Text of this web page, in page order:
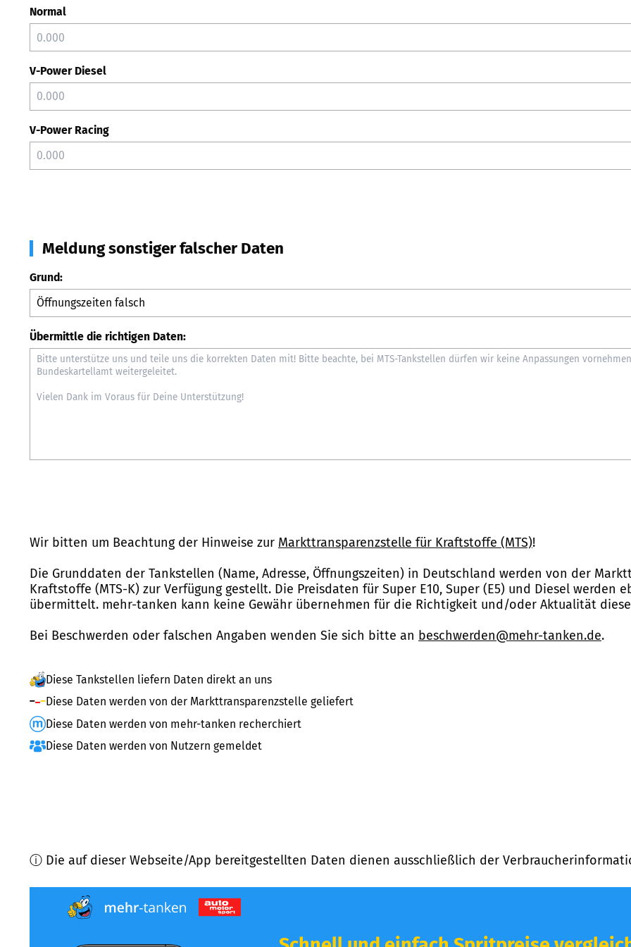
Normal
V-Power Diesel
V-Power Racing
Meldung sonstiger falscher Daten
Grund:
Übermittle die richtigen Daten:
Wir bitten um Beachtung der Hinweise zur Markttransparenzstelle für Kraftstoffe (MTS)!
Die Grunddaten der Tankstellen (Name, Adresse, Öffnungszeiten) in Deutschland werden von der
Kraftstoffe (MTS-K) zur Verfügung gestellt. Die Preisdaten für Super E10, Super (E5) und Diesel werden
übermittelt. mehr-tanken kann keine Gewähr übernehmen für die Richtigkeit und/oder Aktualität
Bei Beschwerden oder falschen Angaben wenden Sie sich bitte an beschwerden@mehr-tanken.de.
Diese Tankstellen liefern Daten direkt an uns
Diese Daten werden von der Markttransparenzstelle geliefert
Diese Daten werden von mehr-tanken recherchiert
Diese Daten werden von Nutzern gemeldet
ⓘ Die auf dieser Webseite/App bereitgestellten Daten dienen ausschließlich der